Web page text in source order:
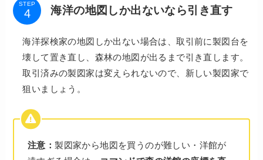
STEP
海洋の地図しか出ないなら引き直す
海洋探検家の地図しか出ない場合は、取引前に製図台を
壊して置き直し、森林の地図が出るまで引き直します。
取引済みの製図家は変えられないので、新しい製図家で
狙いましょう。
注意：製図家から地図を買うのが難しい・洋館が